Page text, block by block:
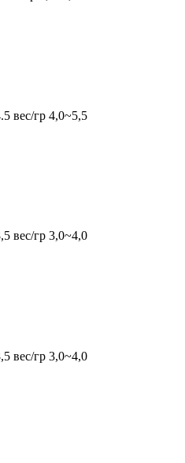
вес/гр 4,0~5,5
вес/гр 3,0~4,0
вес/гр 3,0~4,0